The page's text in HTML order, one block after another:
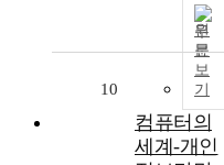
원
문
보
기
10
컴퓨터의
세계-개인